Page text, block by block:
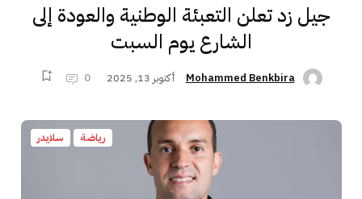
جيل زد تعلن التعبئة الوطنية والعودة إلى
الشارع يوم السبت
Mohammed Benkbira أكتوبر 13, 2025 0
رياضة سلايدر